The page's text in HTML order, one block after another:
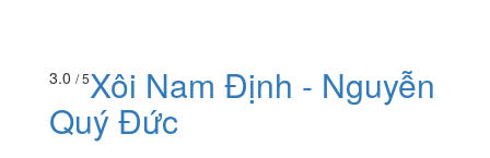
3.0 / 5Xôi Nam Định - Nguyễn
Quý Đức